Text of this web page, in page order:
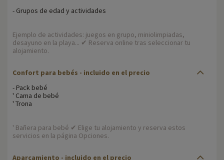
- Grupos de edad y actividades
Ejemplo de actividades: juegos en grupo, miniolimpiadas,
desayuno en la playa... ✔ Reserva online tras seleccionar tu
alojamiento.
Confort para bebés - incluido en el precio
- Pack bebé
' Cama de bebé
' Trona
' Bañera para bebé ✔ Elige tu alojamiento y reserva estos
servicios en la página Opciones.
Aparcamiento - incluido en el precio